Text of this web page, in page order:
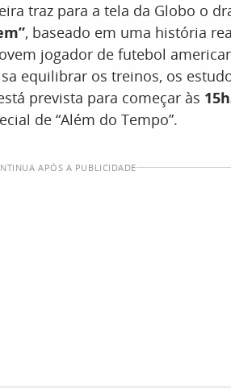
traz para a tela da Globo o
, baseado em uma história
jogador de futebol
equilibrar os treinos, os
prevista para começar às
de “Além do Tempo”.
APÓS A PUBLICIDADE